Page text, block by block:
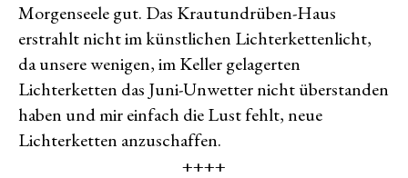
Morgenseele gut. Das Krautundrüben-Haus
erstrahlt nicht im künstlichen Lichterkettenlicht,
da unsere wenigen, im Keller gelagerten
Lichterketten das Juni-Unwetter nicht überstanden
haben und mir einfach die Lust fehlt, neue
Lichterketten anzuschaffen.
++++